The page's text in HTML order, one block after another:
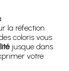
la réfection
coloris vous
jusque dans
votre